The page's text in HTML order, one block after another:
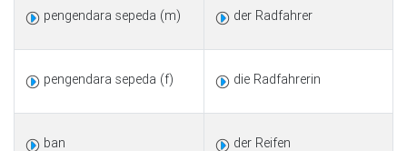
pengendara sepeda (m) der Radfahrer
pengendara sepeda (f) die Radfahrerin
ban der Reifen